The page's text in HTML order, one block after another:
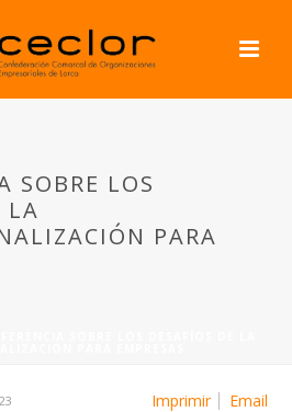
SOBRE LOS
LA
PARA
Imprimir Email